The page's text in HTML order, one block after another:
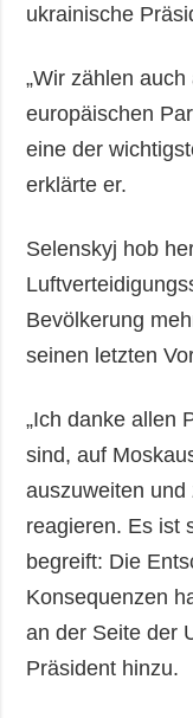
ukrainische
„Wir zählen
europäischen
eine der
erklärte er.
Selenskyj hob
Bevölkerung
seinen letzten
„Ich danke allen
sind, auf
auszuweiten
reagieren. Es ist
begreift: Die
Konsequenzen
an der Seite der
Präsident hinzu.